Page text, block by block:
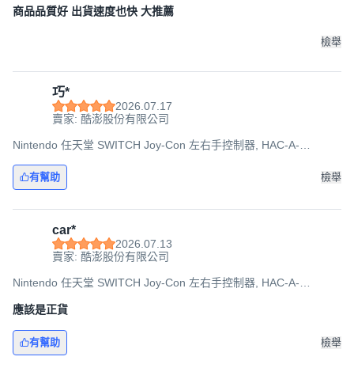
商品品質好 出貨速度也快 大推薦
檢舉
巧*
2026.07.17
賣家: 酷澎股份有限公司
Nintendo 任天堂 SWITCH Joy-Con 左右手控制器, HAC-A-
有幫助 檢舉
car*
2026.07.13
賣家: 酷澎股份有限公司
Nintendo 任天堂 SWITCH Joy-Con 左右手控制器, HAC-A-
應該是正貨
有幫助 檢舉